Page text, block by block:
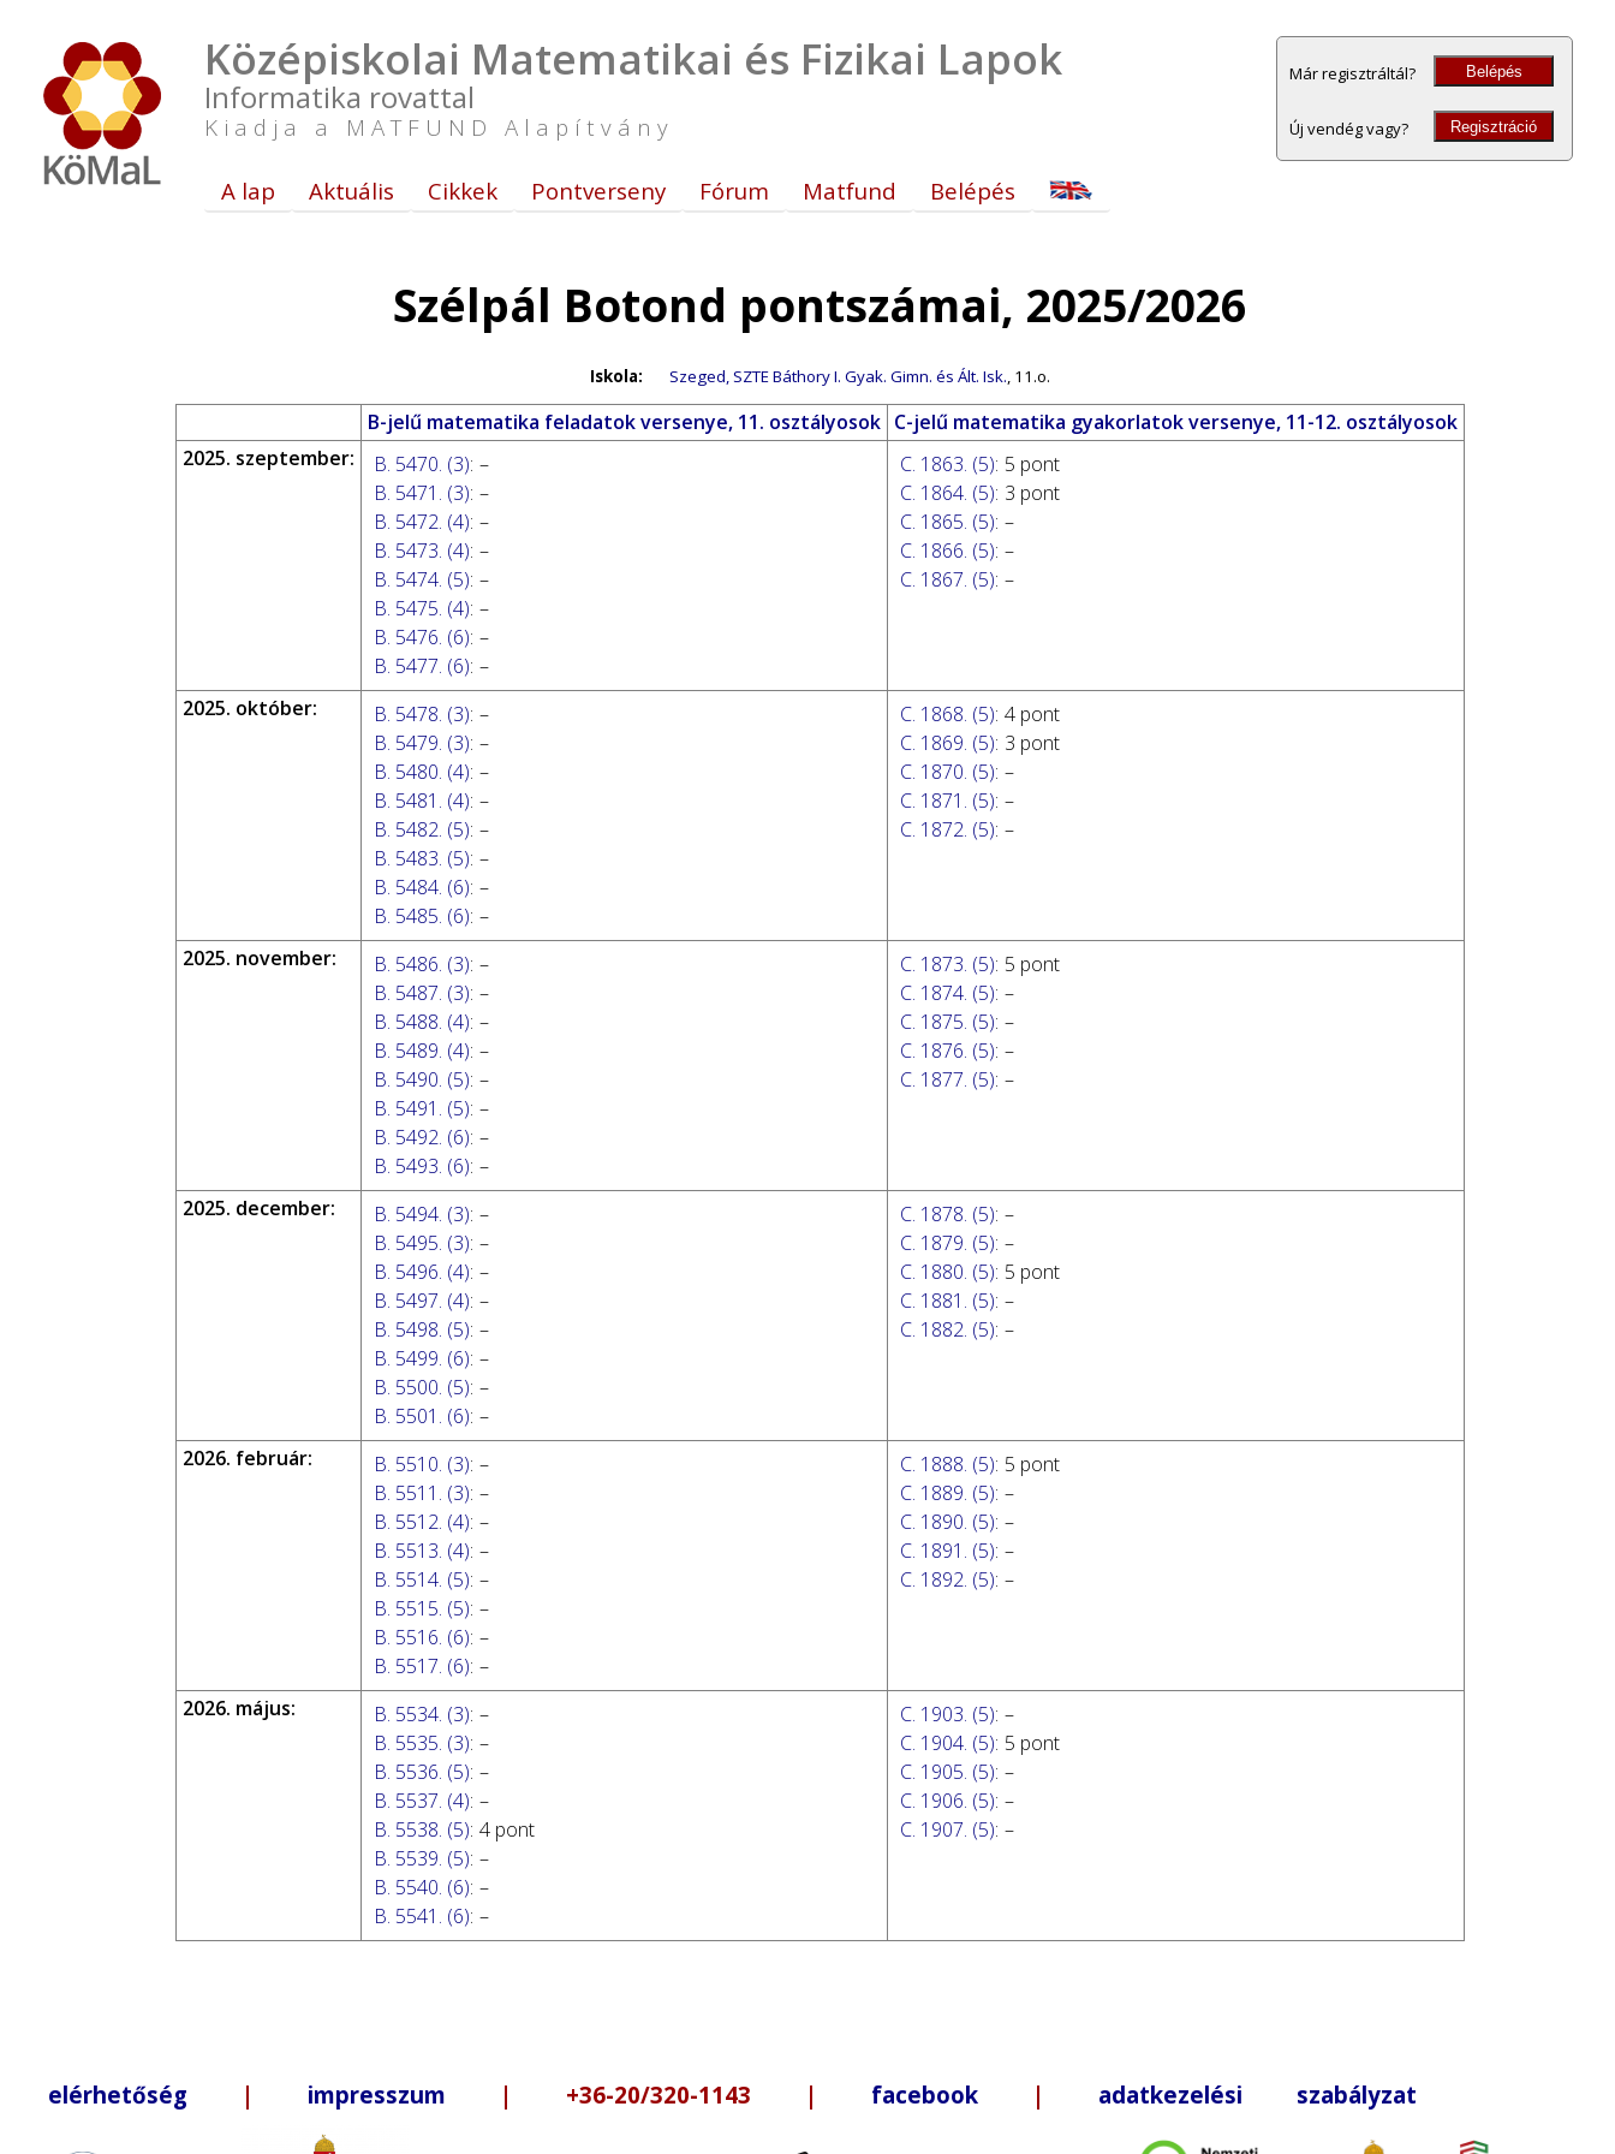
Középiskolai Matematikai és Fizikai Lapok
Informatika rovattal
Kiadja a MATFUND Alapítvány
Már regisztráltál? Belépés
Új vendég vagy? Regisztráció
A lap Aktuális Cikkek Pontverseny Fórum Matfund Belépés
Szélpál Botond pontszámai, 2025/2026
Iskola: Szeged, SZTE Báthory I. Gyak. Gimn. és Ált. Isk., 11.o.
B-jelű matematika feladatok versenye, 11. osztályosok C-jelű matematika gyakorlatok versenye, 11-12. osztályosok
2025. szeptember:
B. 5470. (3): –
B. 5471. (3): –
B. 5472. (4): –
B. 5473. (4): –
B. 5474. (5): –
B. 5475. (4): –
B. 5476. (6): –
B. 5477. (6): –
C. 1863. (5): 5 pont
C. 1864. (5): 3 pont
C. 1865. (5): –
C. 1866. (5): –
C. 1867. (5): –
2025. október: B. 5478. (3): –
B. 5479. (3): –
B. 5480. (4): –
B. 5481. (4): –
B. 5482. (5): –
B. 5483. (5): –
B. 5484. (6): –
B. 5485. (6): –
C. 1868. (5): 4 pont
C. 1869. (5): 3 pont
C. 1870. (5): –
C. 1871. (5): –
C. 1872. (5): –
2025. november: B. 5486. (3): –
B. 5487. (3): –
B. 5488. (4): –
B. 5489. (4): –
B. 5490. (5): –
B. 5491. (5): –
B. 5492. (6): –
B. 5493. (6): –
C. 1873. (5): 5 pont
C. 1874. (5): –
C. 1875. (5): –
C. 1876. (5): –
C. 1877. (5): –
2025. december: B. 5494. (3): –
B. 5495. (3): –
B. 5496. (4): –
B. 5497. (4): –
B. 5498. (5): –
B. 5499. (6): –
B. 5500. (5): –
B. 5501. (6): –
C. 1878. (5): –
C. 1879. (5): –
C. 1880. (5): 5 pont
C. 1881. (5): –
C. 1882. (5): –
2026. február: B. 5510. (3): –
B. 5511. (3): –
B. 5512. (4): –
B. 5513. (4): –
B. 5514. (5): –
B. 5515. (5): –
B. 5516. (6): –
B. 5517. (6): –
C. 1888. (5): 5 pont
C. 1889. (5): –
C. 1890. (5): –
C. 1891. (5): –
C. 1892. (5): –
2026. május: B. 5534. (3): –
B. 5535. (3): –
B. 5536. (5): –
B. 5537. (4): –
B. 5538. (5): 4 pont
B. 5539. (5): –
B. 5540. (6): –
B. 5541. (6): –
C. 1903. (5): –
C. 1904. (5): 5 pont
C. 1905. (5): –
C. 1906. (5): –
C. 1907. (5): –
elérhetőség | impresszum | +36-20/320-1143 | facebook | adatkezelési szabályzat